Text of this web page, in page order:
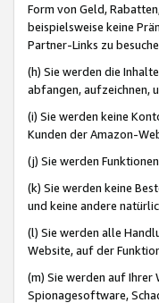
Form von Geld,
beispielsweise keine
Partner-Links zu
(h) Sie werden die
abfangen, aufzeichnen,
(i) Sie werden keine
Kunden der Amazon-
(j) Sie werden
(k) Sie werden keine
und keine andere
(l) Sie werden alle
Website, auf der
(m) Sie werden auf
Spionagesoftware,